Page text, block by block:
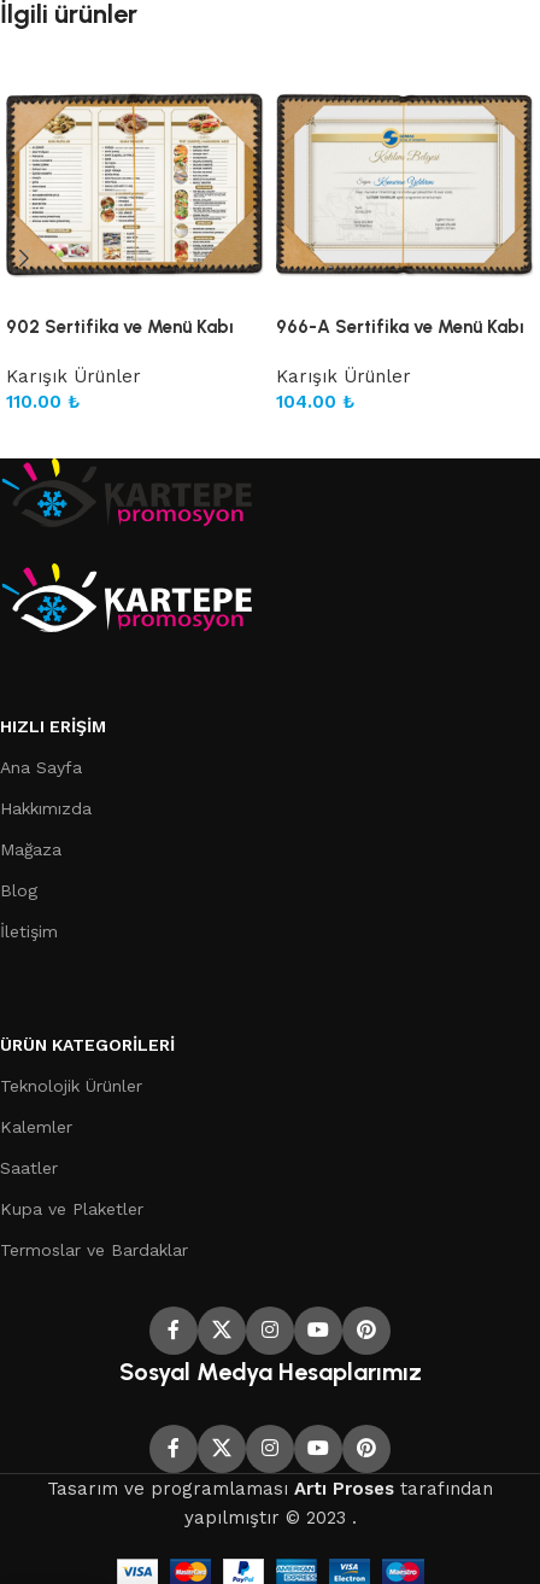
İlgili ürünler
902 Sertifika ve Menü Kabı
Karışık Ürünler
110.00 ₺
966-A Sertifika ve Menü Kabı
Karışık Ürünler
104.00 ₺
HIZLI ERIŞIM
Ana Sayfa
Hakkımızda
Mağaza
Blog
İletişim
ÜRÜN KATEGORILERI
Teknolojik Ürünler
Kalemler
Saatler
Kupa ve Plaketler
Termoslar ve Bardaklar
Sosyal Medya Hesaplarımız
Tasarım ve programlaması Artı Proses tarafından
yapılmıştır © 2023 .